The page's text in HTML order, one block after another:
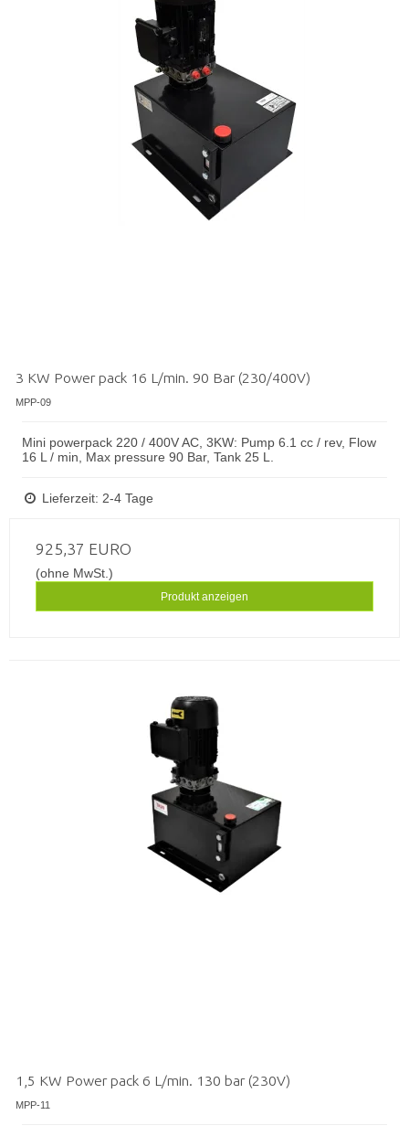
3 KW Power pack 16 L/min. 90 Bar (230/400V)
MPP-09
Mini powerpack 220 / 400V AC, 3KW: Pump 6.1 cc / rev, Flow
16 L / min, Max pressure 90 Bar, Tank 25 L.
Lieferzeit: 2-4 Tage
925,37 EURO
(ohne MwSt.)
Produkt anzeigen
1,5 KW Power pack 6 L/min. 130 bar (230V)
MPP-11